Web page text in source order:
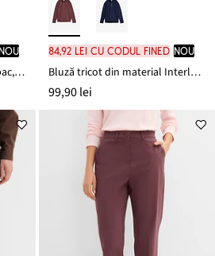
nou
Pantaloni din jerse de bumbac, interlock
84,92 lei cu codul FINED nou
Bluză tricot din material Interlock
99,90 lei